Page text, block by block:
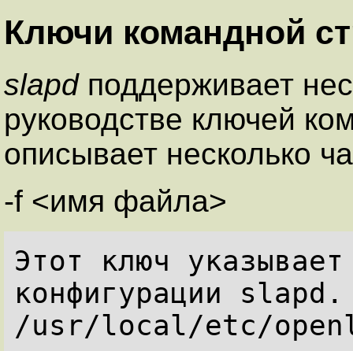
Ключи командной
slapdподдерживает
руководстве ключей
описывает несколько
-f <имя файла>
Этот ключ
конфигурации